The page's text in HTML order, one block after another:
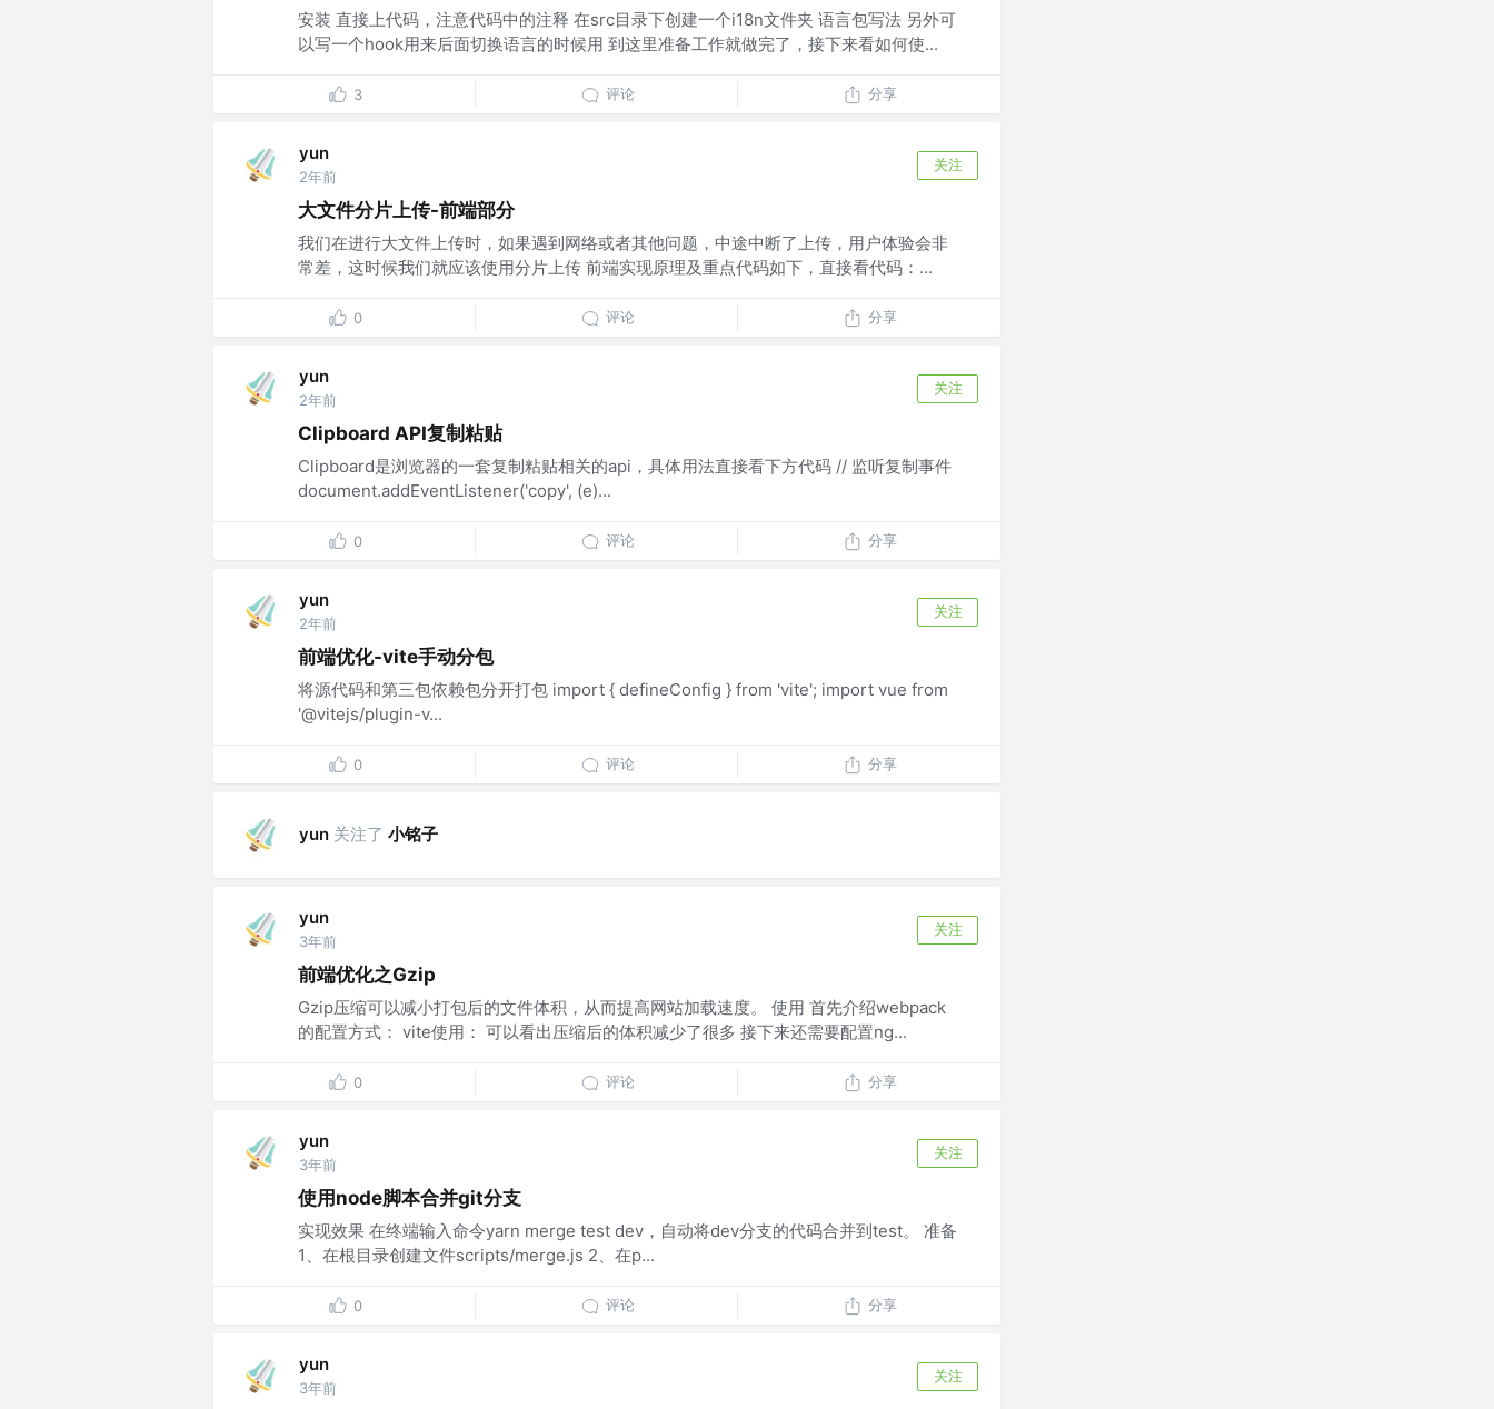
安装 直接上代码，注意代码中的注释 在src目录下创建一个i18n文件夹 语言包写法 另外可
以写一个hook用来后面切换语言的时候用 到这里准备工作就做完了，接下来看如何使...
3 评论 分享
yun
2年前
关注
大文件分片上传-前端部分
我们在进行大文件上传时，如果遇到网络或者其他问题，中途中断了上传，用户体验会非
常差，这时候我们就应该使用分片上传 前端实现原理及重点代码如下，直接看代码：...
0 评论 分享
yun
2年前
关注
Clipboard API复制粘贴
Clipboard是浏览器的一套复制粘贴相关的api，具体用法直接看下方代码 // 监听复制事件
document.addEventListener('copy', (e)...
0 评论 分享
yun
2年前
关注
前端优化-vite手动分包
将源代码和第三包依赖包分开打包 import { defineConfig } from 'vite'; import vue from
'@vitejs/plugin-v...
0 评论 分享
yun 关注了 小铭子
yun
3年前
关注
前端优化之Gzip
Gzip压缩可以减小打包后的文件体积，从而提高网站加载速度。 使用 首先介绍webpack
的配置方式： vite使用： 可以看出压缩后的体积减少了很多 接下来还需要配置ng...
0 评论 分享
yun
3年前
关注
使用node脚本合并git分支
实现效果 在终端输入命令yarn merge test dev，自动将dev分支的代码合并到test。 准备
1、在根目录创建文件scripts/merge.js 2、在p...
0 评论 分享
yun
3年前
关注